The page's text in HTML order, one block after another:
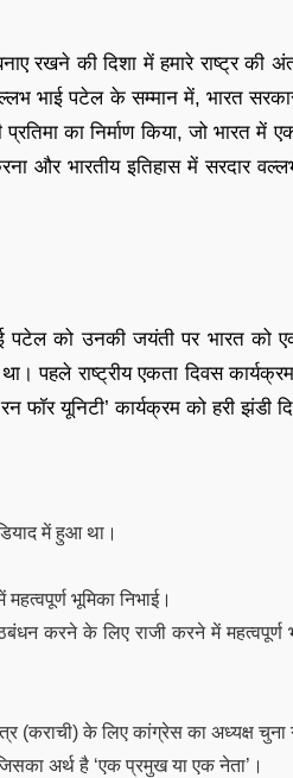
रखने की दिशा में हमारे राष्ट्र की
भाई पटेल के सम्मान में, भारत
का निर्माण किया, जो भारत में
और भारतीय इतिहास में सरदार
पटेल को उनकी जयंती पर भारत
पहले राष्ट्रीय एकता दिवस
फॉर यूनिटी’ कार्यक्रम को हरी झंडी
में हुआ था।
भूमिका निभाई।
करने के लिए राजी करने में महत्वपूर्ण
(कराची) के लिए कांग्रेस का अध्यक्ष चुना
अर्थ है ‘एक प्रमुख या एक नेता’।